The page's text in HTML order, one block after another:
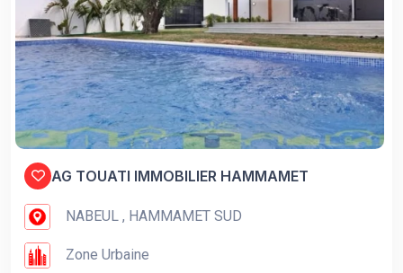
AG TOUATI IMMOBILIER HAMMAMET
NABEUL , HAMMAMET SUD
Zone Urbaine